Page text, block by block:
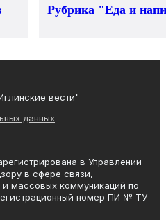
Рубрика "Еда и
вести"
данных
в Управлении
в сфере связи,
массовых коммуникаций по
номер ПИ № ТУ